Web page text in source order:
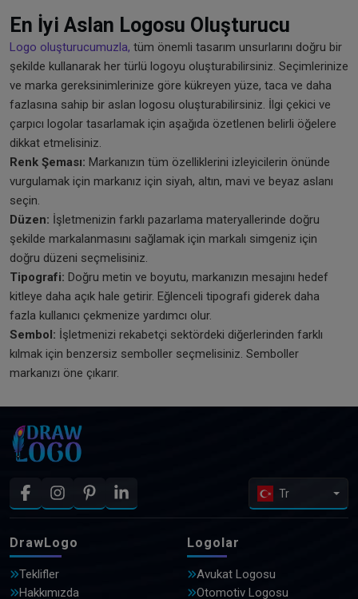
En İyi Aslan Logosu Oluşturucu
Logo oluşturucumuzla, tüm önemli tasarım unsurlarını doğru bir
şekilde kullanarak her türlü logoyu oluşturabilirsiniz. Seçimlerinize
ve marka gereksinimlerinize göre kükreyen yüze, taca ve daha
fazlasına sahip bir aslan logosu oluşturabilirsiniz. İlgi çekici ve
çarpıcı logolar tasarlamak için aşağıda özetlenen belirli öğelere
dikkat etmelisiniz.
Renk Şeması: Markanızın tüm özelliklerini izleyicilerin önünde
vurgulamak için markanız için siyah, altın, mavi ve beyaz aslanı
seçin.
Düzen: İşletmenizin farklı pazarlama materyallerinde doğru
şekilde markalanmasını sağlamak için markalı simgeniz için
doğru düzeni seçmelisiniz.
Tipografi: Doğru metin ve boyutu, markanızın mesajını hedef
kitleye daha açık hale getirir. Eğlenceli tipografi giderek daha
fazla kullanıcı çekmenize yardımcı olur.
Sembol: İşletmenizi rekabetçi sektördeki diğerlerinden farklı
kılmak için benzersiz semboller seçmelisiniz. Semboller
markanızı öne çıkarır.
Tr
DrawLogo
Teklifler
Hakkımızda
Logolar
Avukat Logosu
Otomotiv Logosu